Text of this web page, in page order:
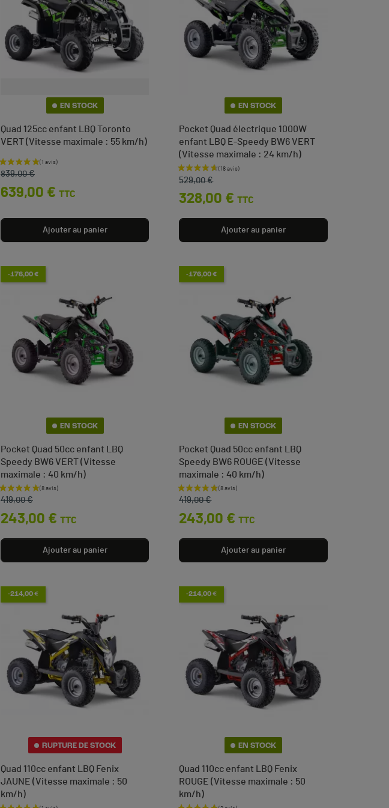
EN STOCK
Quad 125cc enfant LBQ Toronto
VERT (Vitesse maximale : 55 km/h)
Prix de base
839,00 €
Prix
639,00 € TTC
Ajouter au panier
EN STOCK
Pocket Quad électrique 1000W
enfant LBQ E-Speedy BW6 VERT
(Vitesse maximale : 24 km/h)
Prix de base
529,00 €
Prix
328,00 € TTC
Ajouter au panier
-176,00 €
EN STOCK
Pocket Quad 50cc enfant LBQ
Speedy BW6 VERT (Vitesse
maximale : 40 km/h)
Prix de base
419,00 €
Prix
243,00 € TTC
Ajouter au panier
-176,00 €
EN STOCK
Pocket Quad 50cc enfant LBQ
Speedy BW6 ROUGE (Vitesse
maximale : 40 km/h)
Prix de base
419,00 €
Prix
243,00 € TTC
Ajouter au panier
-214,00 €
RUPTURE DE STOCK
Quad 110cc enfant LBQ Fenix
JAUNE (Vitesse maximale : 50
km/h)
-214,00 €
EN STOCK
Quad 110cc enfant LBQ Fenix
ROUGE (Vitesse maximale : 50
km/h)